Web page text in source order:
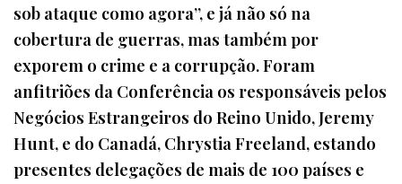
sob ataque como agora”, e já não só na
cobertura de guerras, mas também por
exporem o crime e a corrupção. Foram
anfitriões da Conferência os responsáveis pelos
Negócios Estrangeiros do Reino Unido, Jeremy
Hunt, e do Canadá, Chrystia Freeland, estando
presentes delegações de mais de 100 países e